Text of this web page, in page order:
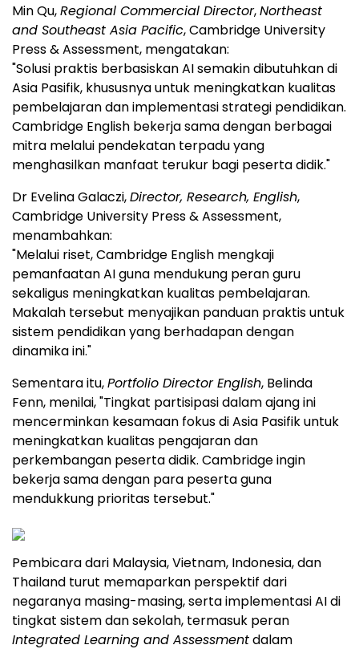
Min Qu,Regional Commercial Director,Northeast
and Southeast Asia Pacific, Cambridge University
Press & Assessment, mengatakan:
"Solusi praktis berbasiskan AI semakin dibutuhkan di
Asia Pasifik, khususnya untuk meningkatkan kualitas
pembelajaran dan implementasi strategi pendidikan.
Cambridge English bekerja sama dengan berbagai
mitra melalui pendekatan terpadu yang
menghasilkan manfaat terukur bagi peserta didik."
Dr Evelina Galaczi,Director, Research, English,
Cambridge University Press & Assessment,
menambahkan:
"Melalui riset, Cambridge English mengkaji
pemanfaatan AI guna mendukung peran guru
sekaligus meningkatkan kualitas pembelajaran.
Makalah tersebut menyajikan panduan praktis untuk
sistem pendidikan yang berhadapan dengan
dinamika ini."
Sementara itu,Portfolio Director English, Belinda
Fenn, menilai, "Tingkat partisipasi dalam ajang ini
mencerminkan kesamaan fokus di Asia Pasifik untuk
meningkatkan kualitas pengajaran dan
perkembangan peserta didik. Cambridge ingin
bekerja sama dengan para peserta guna
mendukkung prioritas tersebut."
Pembicara dari Malaysia, Vietnam, Indonesia, dan
Thailand turut memaparkan perspektif dari
negaranya masing-masing, serta implementasi AI di
tingkat sistem dan sekolah, termasuk peran
Integrated Learning and Assessmentdalam